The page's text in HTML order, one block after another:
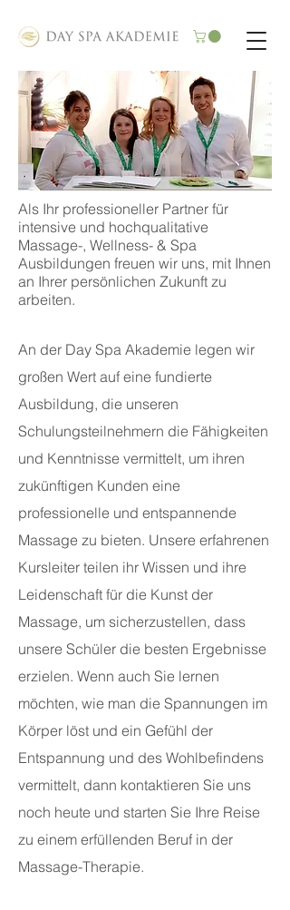
Als Ihr professioneller Partner für
intensive und hochqualitative
Massage-, Wellness- & Spa
Ausbildungen freuen wir uns, mit Ihnen
an Ihrer persönlichen Zukunft zu
arbeiten.
An der Day Spa Akademie legen wir
großen Wert auf eine fundierte
Ausbildung, die unseren
Schulungsteilnehmern die Fähigkeiten
und Kenntnisse vermittelt, um ihren
zukünftigen Kunden eine
professionelle und entspannende
Massage zu bieten. Unsere erfahrenen
Kursleiter teilen ihr Wissen und ihre
Leidenschaft für die Kunst der
Massage, um sicherzustellen, dass
unsere Schüler die besten Ergebnisse
erzielen. Wenn auch Sie lernen
möchten, wie man die Spannungen im
Körper löst und ein Gefühl der
Entspannung und des Wohlbefindens
vermittelt, dann kontaktieren Sie uns
noch heute und starten Sie Ihre Reise
zu einem erfüllenden Beruf in der
Massage-Therapie.